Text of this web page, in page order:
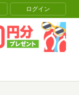
ログイン